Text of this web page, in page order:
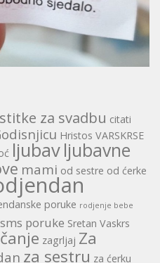
za svadbu citati
Hristos VARSKRSE
ljubavljubavne
mami od sestre od ćerke
poruke rodjenje bebe
sms poruke Sretan Vaskrs
zagrljaj Za
za sestru za ćerku